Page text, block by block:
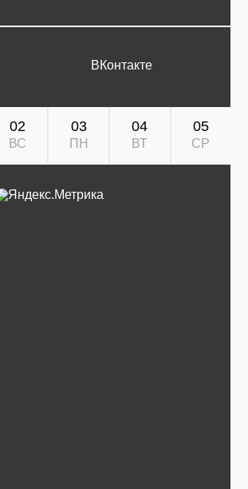
ВКонтакте
02
ВС
03
ПН
04
ВТ
05
СР